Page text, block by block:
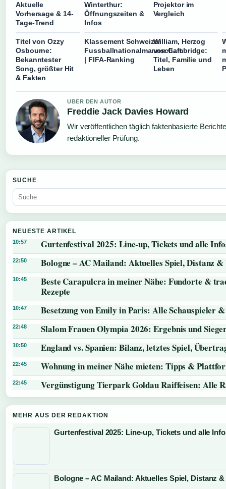
Aktuelle
Vorhersage & 14-
Tage-Trend
Winterthur:
Öffnungszeiten &
Infos
Projektor im
Vergleich
Titel von Ozzy
Osbourne:
Bekanntester
Song, größter Hit
& Fakten
Klassement Schweizer
Fussballnationalmannschaft
| FIFA-Ranking
William, Herzog
von Cambridge:
Titel, Familie und
Leben
UBER DEN AUTOR
Freddie Jack Davies Howard
Wir veröffentlichen täglich faktenbasierte
redaktioneller Prüfung.
SUCHE
NEUESTE ARTIKEL
10:57 Gurtenfestival 2025: Line-up, Tickets und alle
22:50 Bologne – AC Mailand: Aktuelles Spiel, Distanz &
10:45
Beste Carapulcra in meiner Nähe: Fundorte &
Rezepte
10:47 Besetzung von Emily in Paris: Alle Schauspieler
22:48 Slalom Frauen Olympia 2026: Ergebnis und
10:50 England vs. Spanien: Bilanz, letztes Spiel,
22:45 Wohnung in meiner Nähe mieten: Tipps &
22:45 Vergünstigung Tierpark Goldau Raiffeisen: Alle
MEHR AUS DER REDAKTION
Gurtenfestival 2025: Line-up, Tickets und alle
Bologne – AC Mailand: Aktuelles Spiel, Distanz &